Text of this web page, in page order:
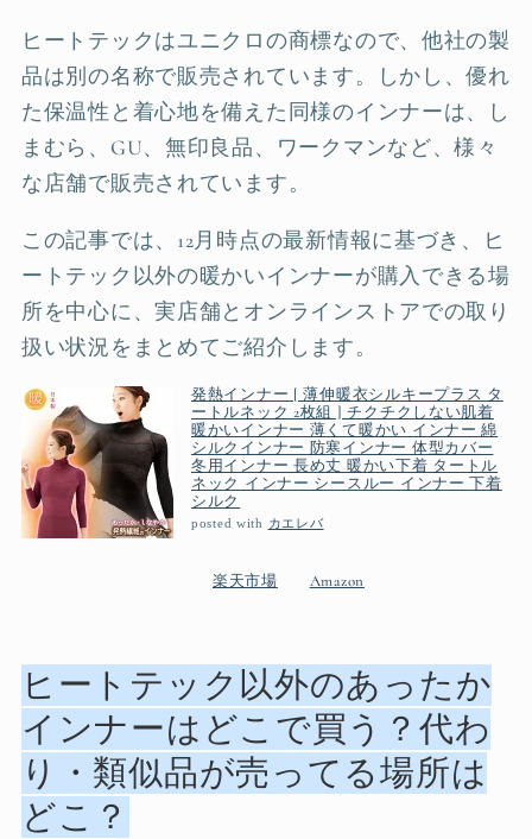
ヒートテックはユニクロの商標なので、他社の製
品は別の名称で販売されています。しかし、優れ
た保温性と着心地を備えた同様のインナーは、し
まむら、GU、無印良品、ワークマンなど、様々
な店舗で販売されています。
この記事では、12月時点の最新情報に基づき、ヒ
ートテック以外の暖かいインナーが購入できる場
所を中心に、実店舗とオンラインストアでの取り
扱い状況をまとめてご紹介します。
発熱インナー [ 薄伸暖衣シルキープラス タ
ートルネック 2枚組 ] チクチクしない肌着
暖かいインナー 薄くて暖かい インナー 綿
シルクインナー 防寒インナー 体型カバー
冬用インナー 長め丈 暖かい下着 タートル
ネック インナー シースルー インナー 下着
シルク
posted with カエレバ
楽天市場 Amazon
ヒートテック以外のあったか
インナーはどこで買う？代わ
り・類似品が売ってる場所は
どこ？